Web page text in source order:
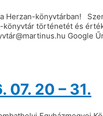
Herzan-könyvtárban!
könyvtár történetét és
Google
07. 20 – 31.